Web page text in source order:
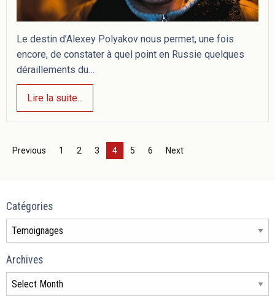
Le destin d’Alexey Polyakov nous permet, une fois
encore, de constater à quel point en Russie quelques
déraillements du…
Lire la suite...
Previous 1 2 3 4 5 6 Next
Catégories
Archives